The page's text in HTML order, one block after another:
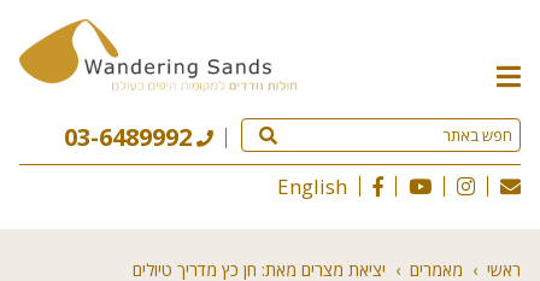
תפריט
האתר
03-6489992
English
ראשי › מאמרים › יציאת מצרים מאת: חן כץ מדריך טיולים